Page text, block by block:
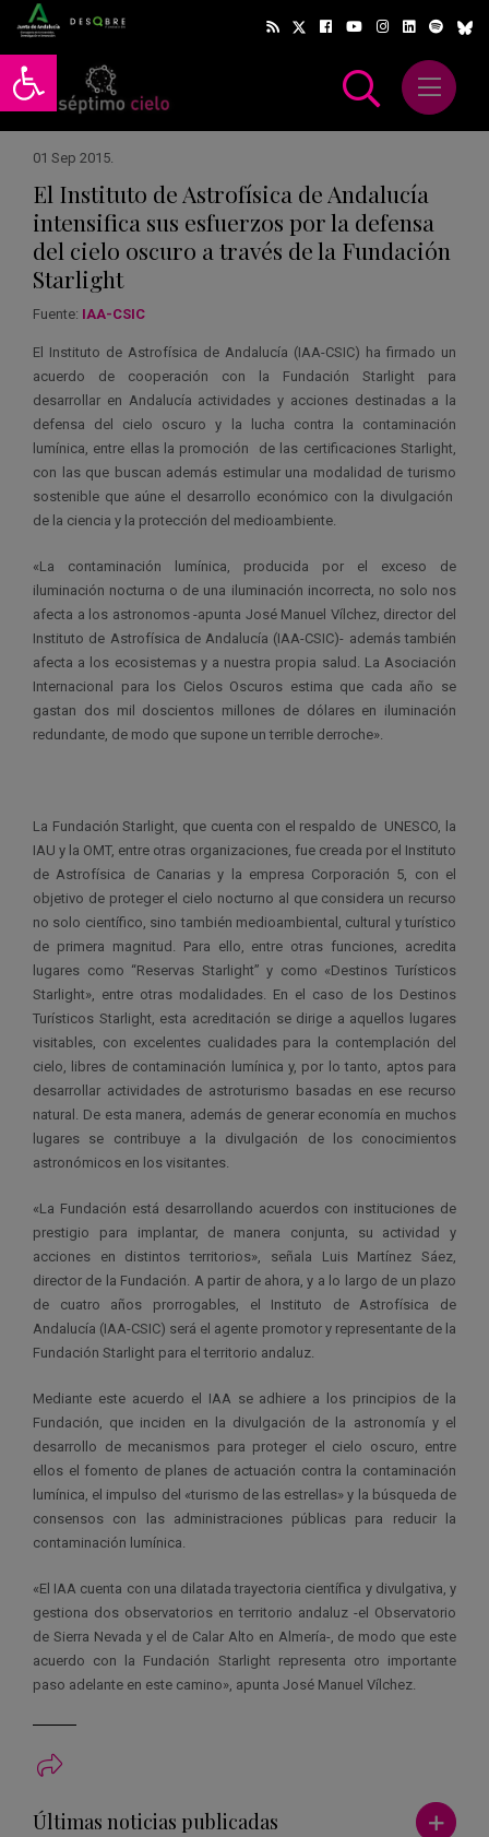
Abrir barra de herramientas
Abrir
01 Sep 2015.
El Instituto de Astrofísica de Andalucía
intensifica sus esfuerzos por la defensa
del cielo oscuro a través de la Fundación
Starlight
Fuente: IAA-CSIC
El Instituto de Astrofísica de Andalucía (IAA-CSIC) ha firmado un
acuerdo de cooperación con la Fundación Starlight para
desarrollar en Andalucía actividades y acciones destinadas a la
defensa del cielo oscuro y la lucha contra la contaminación
lumínica, entre ellas la promoción de las certificaciones Starlight,
con las que buscan además estimular una modalidad de turismo
sostenible que aúne el desarrollo económico con la divulgación
de la ciencia y la protección del medioambiente.
«La contaminación lumínica, producida por el exceso de
iluminación nocturna o de una iluminación incorrecta, no solo nos
afecta a los astronomos -apunta José Manuel Vílchez, director del
Instituto de Astrofísica de Andalucía (IAA-CSIC)- además también
afecta a los ecosistemas y a nuestra propia salud. La Asociación
Internacional para los Cielos Oscuros estima que cada año se
gastan dos mil doscientos millones de dólares en iluminación
redundante, de modo que supone un terrible derroche».
La Fundación Starlight, que cuenta con el respaldo de UNESCO, la
IAU y la OMT, entre otras organizaciones, fue creada por el Instituto
de Astrofísica de Canarias y la empresa Corporación 5, con el
objetivo de proteger el cielo nocturno al que considera un recurso
no solo científico, sino también medioambiental, cultural y turístico
de primera magnitud. Para ello, entre otras funciones, acredita
lugares como “Reservas Starlight” y como «Destinos Turísticos
Starlight», entre otras modalidades. En el caso de los Destinos
Turísticos Starlight, esta acreditación se dirige a aquellos lugares
visitables, con excelentes cualidades para la contemplación del
cielo, libres de contaminación lumínica y, por lo tanto, aptos para
desarrollar actividades de astroturismo basadas en ese recurso
natural. De esta manera, además de generar economía en muchos
lugares se contribuye a la divulgación de los conocimientos
astronómicos en los visitantes.
«La Fundación está desarrollando acuerdos con instituciones de
prestigio para implantar, de manera conjunta, su actividad y
acciones en distintos territorios», señala Luis Martínez Sáez,
director de la Fundación. A partir de ahora, y a lo largo de un plazo
de cuatro años prorrogables, el Instituto de Astrofísica de
Andalucía (IAA-CSIC) será el agente promotor y representante de la
Fundación Starlight para el territorio andaluz.
Mediante este acuerdo el IAA se adhiere a los principios de la
Fundación, que inciden en la divulgación de la astronomía y el
desarrollo de mecanismos para proteger el cielo oscuro, entre
ellos el fomento de planes de actuación contra la contaminación
lumínica, el impulso del «turismo de las estrellas» y la búsqueda de
consensos con las administraciones públicas para reducir la
contaminación lumínica.
«El IAA cuenta con una dilatada trayectoria científica y divulgativa, y
gestiona dos observatorios en territorio andaluz -el Observatorio
de Sierra Nevada y el de Calar Alto en Almería-, de modo que este
acuerdo con la Fundación Starlight representa otro importante
paso adelante en este camino», apunta José Manuel Vílchez.
Últimas noticias publicadas Ver más